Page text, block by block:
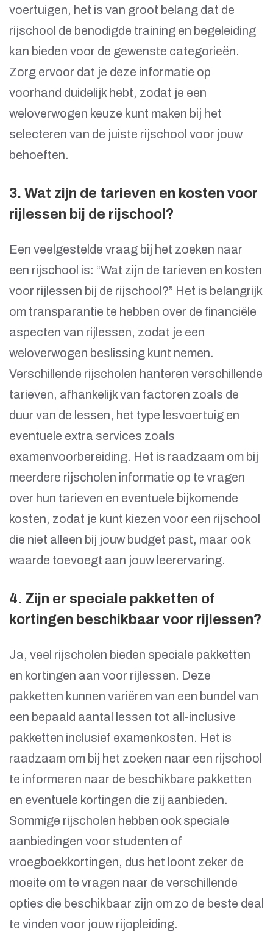
voertuigen, het is van groot belang dat de
rijschool de benodigde training en begeleiding
kan bieden voor de gewenste categorieën.
Zorg ervoor dat je deze informatie op
voorhand duidelijk hebt, zodat je een
weloverwogen keuze kunt maken bij het
selecteren van de juiste rijschool voor jouw
behoeften.
3. Wat zijn de tarieven en kosten voor
rijlessen bij de rijschool?
Een veelgestelde vraag bij het zoeken naar
een rijschool is: “Wat zijn de tarieven en kosten
voor rijlessen bij de rijschool?” Het is belangrijk
om transparantie te hebben over de financiële
aspecten van rijlessen, zodat je een
weloverwogen beslissing kunt nemen.
Verschillende rijscholen hanteren verschillende
tarieven, afhankelijk van factoren zoals de
duur van de lessen, het type lesvoertuig en
eventuele extra services zoals
examenvoorbereiding. Het is raadzaam om bij
meerdere rijscholen informatie op te vragen
over hun tarieven en eventuele bijkomende
kosten, zodat je kunt kiezen voor een rijschool
die niet alleen bij jouw budget past, maar ook
waarde toevoegt aan jouw leerervaring.
4. Zijn er speciale pakketten of
kortingen beschikbaar voor rijlessen?
Ja, veel rijscholen bieden speciale pakketten
en kortingen aan voor rijlessen. Deze
pakketten kunnen variëren van een bundel van
een bepaald aantal lessen tot all-inclusive
pakketten inclusief examenkosten. Het is
raadzaam om bij het zoeken naar een rijschool
te informeren naar de beschikbare pakketten
en eventuele kortingen die zij aanbieden.
Sommige rijscholen hebben ook speciale
aanbiedingen voor studenten of
vroegboekkortingen, dus het loont zeker de
moeite om te vragen naar de verschillende
opties die beschikbaar zijn om zo de beste deal
te vinden voor jouw rijopleiding.